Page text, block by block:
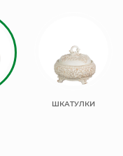
ШКАТУЛКИ